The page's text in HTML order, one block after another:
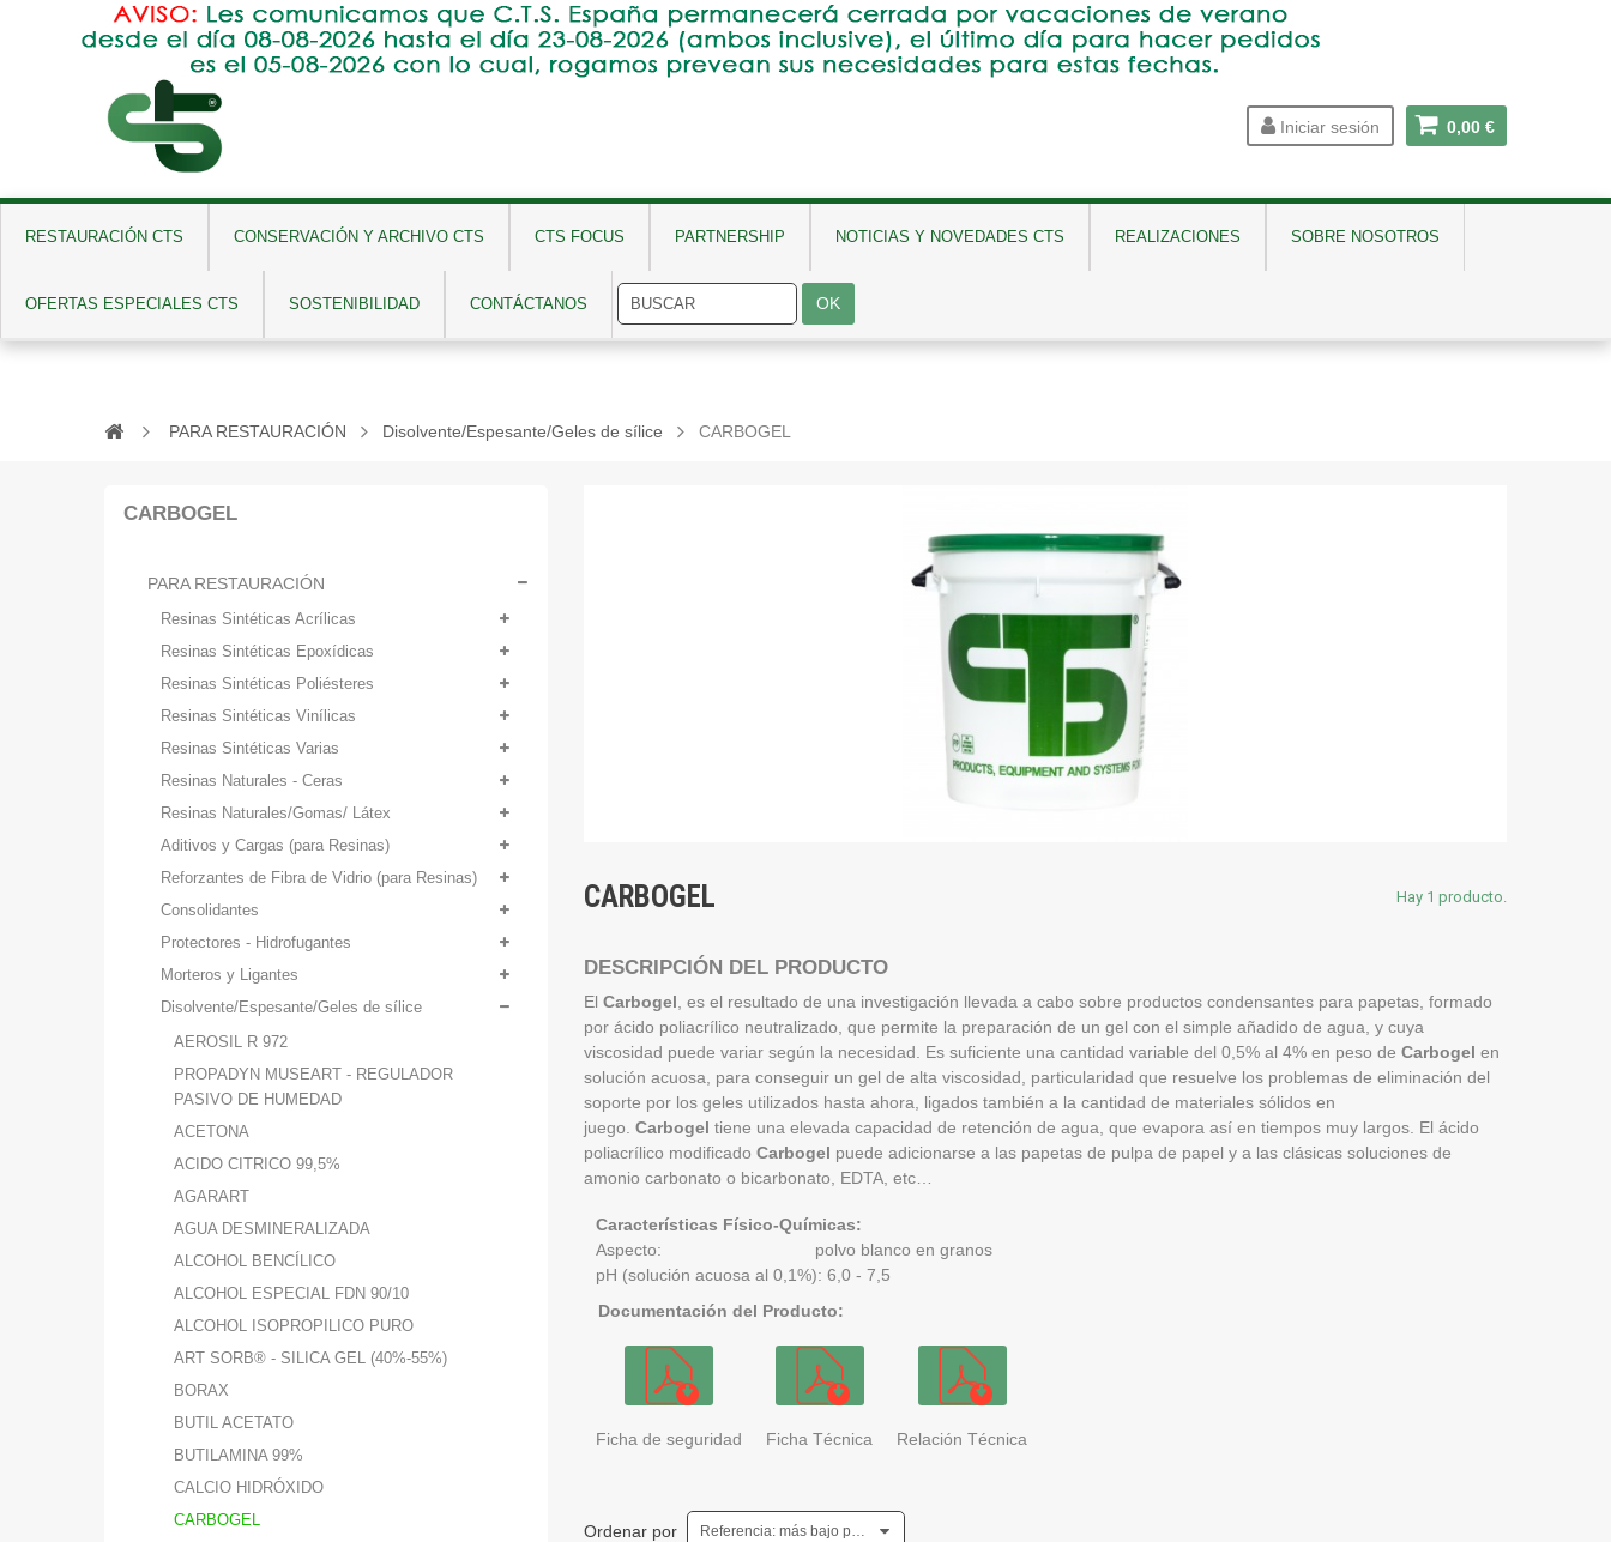
0,00 €
Iniciar sesión
RESTAURACIÓN CTS CONSERVACIÓN Y ARCHIVO CTS CTS FOCUS PARTNERSHIP NOTICIAS Y NOVEDADES CTS REALIZACIONES SOBRE NOSOTROS
OFERTAS ESPECIALES CTS SOSTENIBILIDAD CONTÁCTANOS
PARA RESTAURACIÓN Disolvente/Espesante/Geles de sílice CARBOGEL
CARBOGEL
PARA RESTAURACIÓN
Resinas Sintéticas Acrílicas
Resinas Sintéticas Epoxídicas
Resinas Sintéticas Poliésteres
Resinas Sintéticas Vinílicas
Resinas Sintéticas Varias
Resinas Naturales - Ceras
Resinas Naturales/Gomas/ Látex
Aditivos y Cargas (para Resinas)
Reforzantes de Fibra de Vidrio (para Resinas)
Consolidantes
Protectores - Hidrofugantes
Morteros y Ligantes
Disolvente/Espesante/Geles de sílice
AEROSIL R 972
PROPADYN MUSEART - REGULADOR
PASIVO DE HUMEDAD
ACETONA
ACIDO CITRICO 99,5%
AGARART
AGUA DESMINERALIZADA
ALCOHOL BENCÍLICO
ALCOHOL ESPECIAL FDN 90/10
ALCOHOL ISOPROPILICO PURO
ART SORB® - SILICA GEL (40%-55%)
BORAX
BUTIL ACETATO
BUTILAMINA 99%
CALCIO HIDRÓXIDO
CARBOGEL
CARBOGEL Hay 1 producto.
DESCRIPCIÓN DEL PRODUCTO
El Carbogel , es el resultado de una investigación llevada a cabo sobre productos condensantes para papetas, formado
por ácido poliacrílico neutralizado, que permite la preparación de un gel con el simple añadido de agua, y cuya
viscosidad puede variar según la necesidad. Es suficiente una cantidad variable del 0,5% al 4% en peso de Carbogel en
solución acuosa, para conseguir un gel de alta viscosidad, particularidad que resuelve los problemas de eliminación del
soporte por los geles utilizados hasta ahora, ligados también a la cantidad de materiales sólidos en
juego. Carbogel tiene una elevada capacidad de retención de agua, que evapora así en tiempos muy largos. El ácido
poliacrílico modificado Carbogel puede adicionarse a las papetas de pulpa de papel y a las clásicas soluciones de
amonio carbonato o bicarbonato, EDTA, etc…
Características Físico-Químicas:
Aspecto: polvo blanco en granos
pH (solución acuosa al 0,1%): 6,0 - 7,5
Documentación del Producto:
Ficha de seguridad Ficha Técnica Relación Técnica
Ordenar por